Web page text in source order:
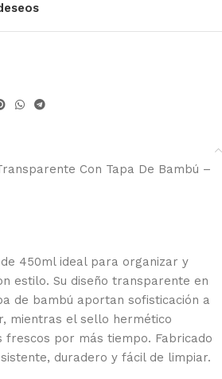
Con Tapa De Bambú –
450ml ideal para organizar y
estilo. Su diseño transparente en
de bambú aportan sofisticación a
mientras el sello hermético
frescos por más tiempo. Fabricado
duradero y fácil de limpiar.